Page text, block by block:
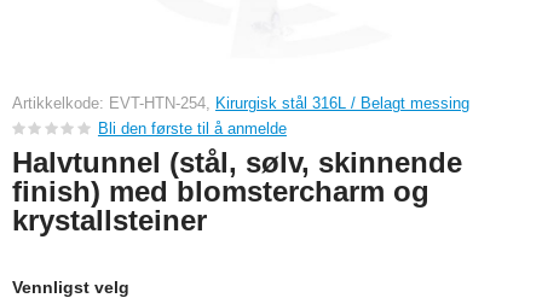
Artikkelkode: EVT-HTN-254, Kirurgisk stål 316L / Belagt messing
Bli den første til å anmelde
Halvtunnel (stål, sølv, skinnende
finish) med blomstercharm og
krystallsteiner
Vennligst velg